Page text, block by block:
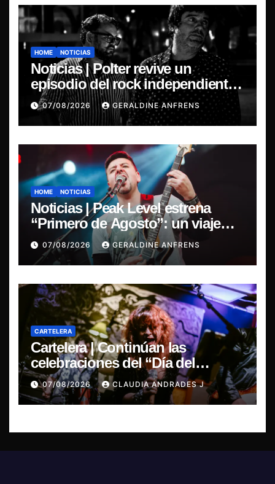
HOME NOTICIAS
Noticias | Polter revive un
episodio del rock independiente
chileno con el lanzamiento de
“Esencial 2001–2026”
07/08/2026 GERALDINE ANFRENS
HOME NOTICIAS
Noticias | Peak Level estrena
“Primero de Agosto”: un viaje
sonoro por el duelo y la memoria.
07/08/2026 GERALDINE ANFRENS
CARTELERA
Cartelera | Continúan las
celebraciones del “Día del
Blues”, La Rox se presentará este
sábado en Concepción
07/08/2026 CLAUDIA ANDRADES J